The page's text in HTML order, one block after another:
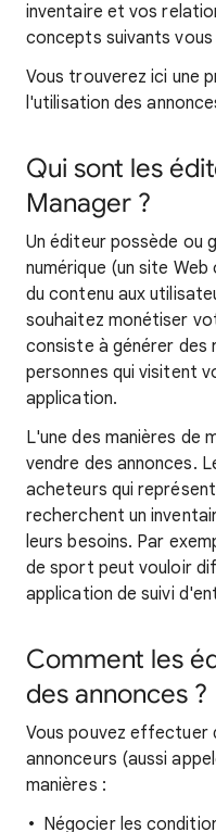
inventaire et vos
concepts suivants
Vous trouverez ici une
l'utilisation des
Qui sont les
Manager ?
Un éditeur possède ou
numérique (un site
du contenu aux
souhaitez monétiser
consiste à générer des
personnes qui visitent
application.
L'une des manières
vendre des annonces.
acheteurs qui
recherchent un
leurs besoins. Par
de sport peut vouloir
application de suivi
Comment les
des annonces ?
Vous pouvez effectuer
annonceurs (aussi
manières :
Négocier les